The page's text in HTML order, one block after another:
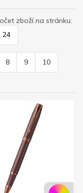
zboží na stránku:
24
8 9 10